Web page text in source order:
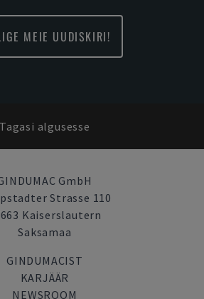
MEIE UUDISKIRI!
Tagasi algusesse
GmbH
Strasse 110
Kaiserslautern
Saksamaa
GINDUMACIST
KARJÄÄR
NEWSROOM